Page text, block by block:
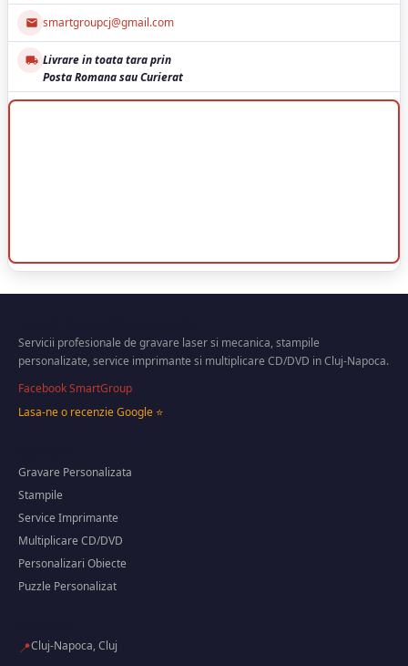
smartgroupcj@gmail.com
Livrare in toata tara prin
Posta Romana sau Curierat
Servicii profesionale de gravare laser si mecanica, stampile
personalizate, service imprimante si multiplicare CD/DVD in Cluj-Napoca.
Facebook SmartGroup
Lasa-ne o recenzie Google ⭐
Gravare Personalizata
Stampile
Service Imprimante
Multiplicare CD/DVD
Personalizari Obiecte
Puzzle Personalizat
📍Cluj-Napoca, Cluj